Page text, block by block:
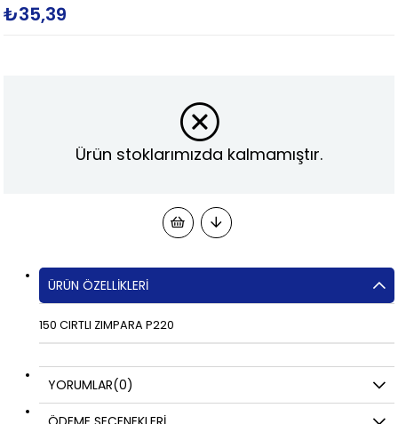
₺35,39
Ürün stoklarımızda kalmamıştır.
ÜRÜN ÖZELLIKLERI
150 CIRTLI ZIMPARA P220
YORUMLAR(0)